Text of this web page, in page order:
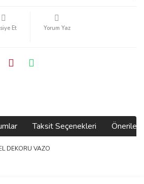
Et Yorum Yaz
Taksit Seçenekleri
DEKORU VAZO